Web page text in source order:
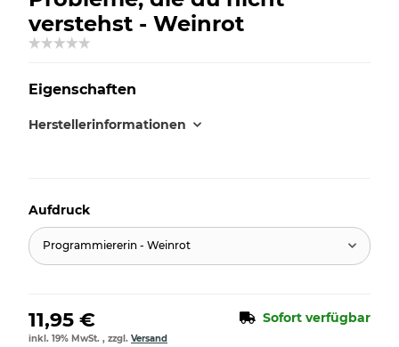
verstehst - Weinrot
Eigenschaften
Herstellerinformationen
Aufdruck
Programmiererin - Weinrot
11,95 € Sofort verfügbar
inkl. 19% MwSt. , zzgl. Versand